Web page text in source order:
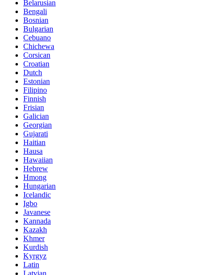
Belarusian
Bengali
Bosnian
Bulgarian
Cebuano
Chichewa
Corsican
Croatian
Dutch
Estonian
Filipino
Finnish
Frisian
Galician
Georgian
Gujarati
Haitian
Hausa
Hawaiian
Hebrew
Hmong
Hungarian
Icelandic
Igbo
Javanese
Kannada
Kazakh
Khmer
Kurdish
Kyrgyz
Latin
Latvian